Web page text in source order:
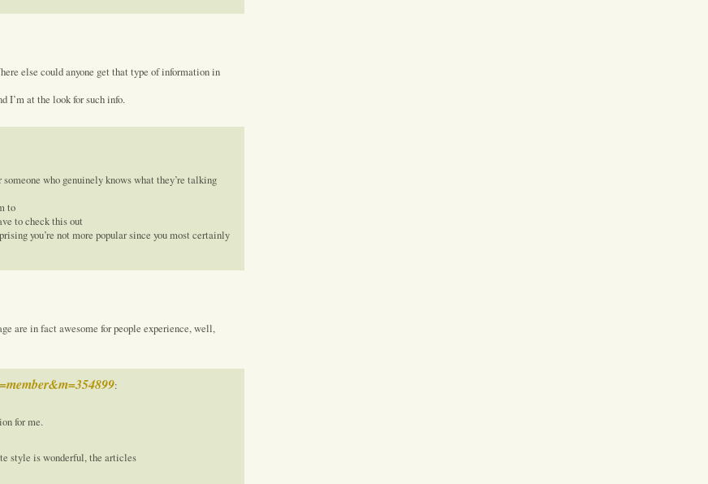
else could anyone get that type of information in
I’m at the look for such info.
who genuinely knows what they’re talking
to
to check this out
you’re not more popular since you most certainly
are in fact awesome for people experience, well,
:
for me.
style is wonderful, the articles